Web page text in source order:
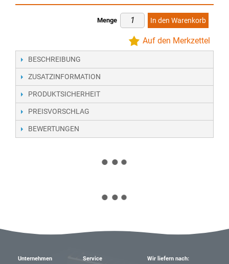
Menge In den Warenkorb
Auf den Merkzettel
BESCHREIBUNG
ZUSATZINFORMATION
PRODUKTSICHERHEIT
PREISVORSCHLAG
BEWERTUNGEN
Unternehmen Service Wir liefern nach: